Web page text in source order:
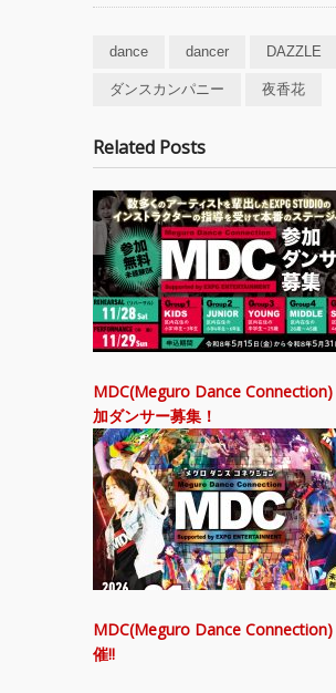
dance dancer DAZZLE
ダンスカンパニー 夜香花
Related Posts
MDC(Meguro Dance Connection)
加ダンサー募集！
MDC(Meguro Dance Connection)
催!!